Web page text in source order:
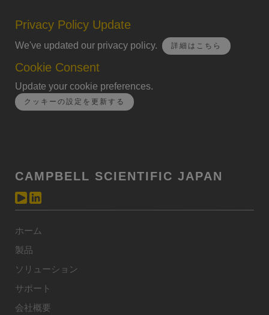
Privacy Policy Update
We've updated our privacy policy. 詳細はこちら
Cookie Consent
Update your cookie preferences.
クッキーの設定を更新する
CAMPBELL SCIENTIFIC JAPAN
ホーム
製品
ソリューション
サポート
会社概要